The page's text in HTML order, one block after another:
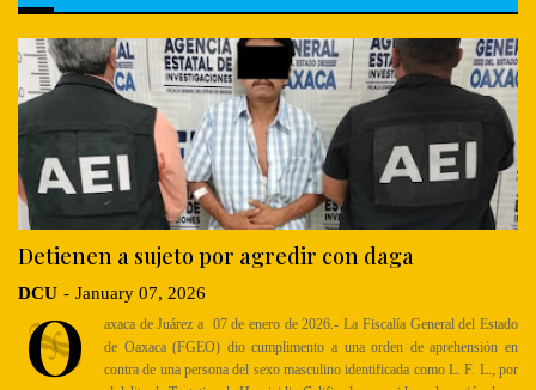
Detienen a sujeto por agredir con daga
DCU - January 07, 2026
O
axaca de Juárez a 07 de enero de 2026.- La Fiscalía General del Estado
de Oaxaca (FGEO) dio cumplimento a una orden de aprehensión en
contra de una persona del sexo masculino identificada como L. F. L., por